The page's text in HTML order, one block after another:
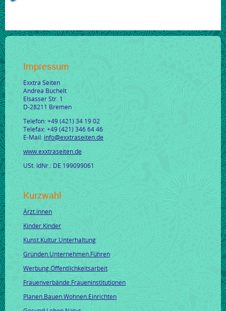
Impressum
Exxtra Seiten
Andrea Buchelt
Elsasser Str. 1
D-28211 Bremen
Telefon: +49 (421) 34 19 02
Telefax: +49 (421) 346 64 46
E-Mail: info@exxtraseiten.de
www.exxtraseiten.de
USt. IdNr.: DE 199099061
Kurzwahl
Ärzt.innen
Kinder.Kinder
Kunst.Kultur.Unterhaltung
Gründen.Unternehmen.Führen
Werbung.Öffentlichkeitsarbeit
Frauenverbände.Fraueninstitutionen
Planen.Bauen.Wohnen.Einrichten